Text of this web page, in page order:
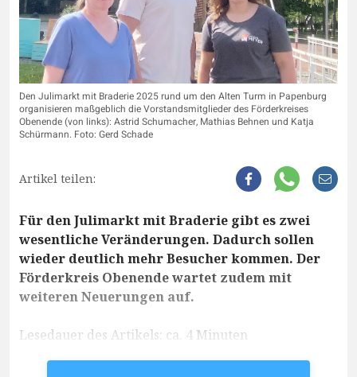
Den Julimarkt mit Braderie 2025 rund um den Alten Turm in Papenburg
organisieren maßgeblich die Vorstandsmitglieder des Förderkreises
Obenende (von links): Astrid Schumacher, Mathias Behnen und Katja
Schürmann. Foto: Gerd Schade
Artikel teilen:
Für den Julimarkt mit Braderie gibt es zwei
wesentliche Veränderungen. Dadurch sollen
wieder deutlich mehr Besucher kommen. Der
Förderkreis Obenende wartet zudem mit
weiteren Neuerungen auf.
Lesedauer des Artikels: ca. 4 Minuten